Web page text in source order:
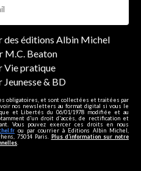
des éditions Albin Michel
M.C. Beaton
Vie pratique
Jeunesse & BD
obligatoires, et sont collectées et traitées par
nos newsletters au format digital si vous le
et Libertés du 06/01/1978 modifiée et au
d'un droit d'accès, de rectification et
Vous pouvez exercer ces droits en nous
ou par courrier à Editions Albin Michel,
75014 Paris. Plus d’information sur notre